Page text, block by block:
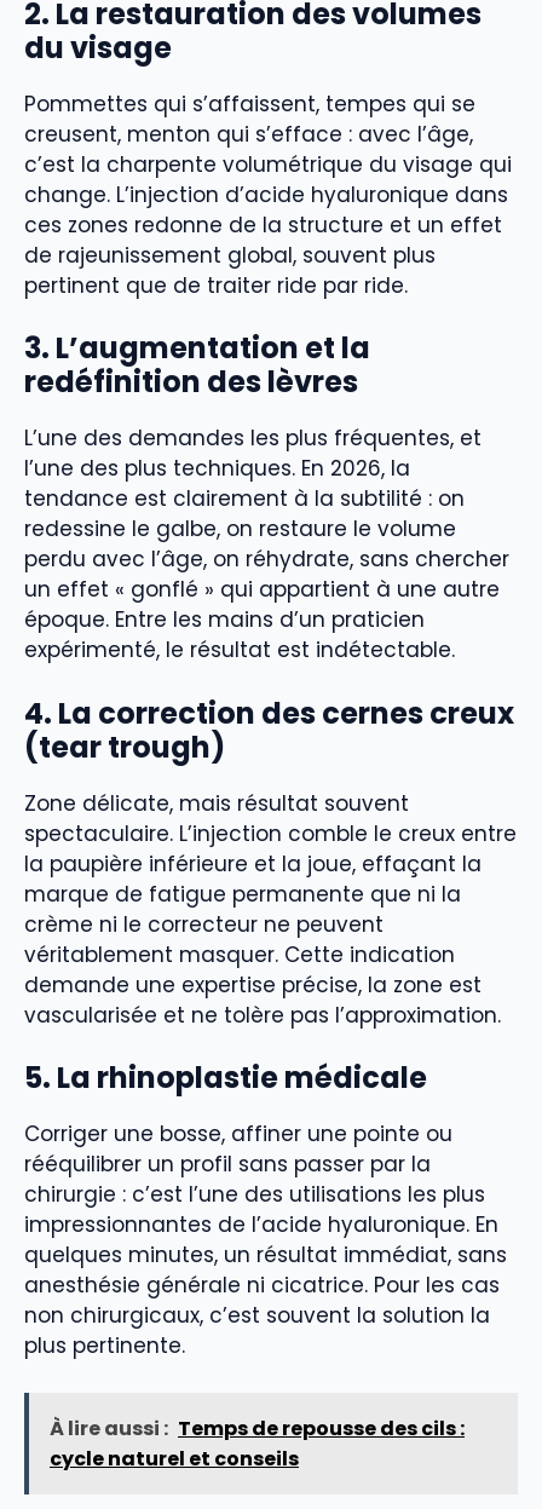
2. La restauration des volumes
du visage
Pommettes qui s’affaissent, tempes qui se
creusent, menton qui s’efface : avec l’âge,
c’est la charpente volumétrique du visage qui
change. L’injection d’acide hyaluronique dans
ces zones redonne de la structure et un effet
de rajeunissement global, souvent plus
pertinent que de traiter ride par ride.
3. L’augmentation et la
redéfinition des lèvres
L’une des demandes les plus fréquentes, et
l’une des plus techniques. En 2026, la
tendance est clairement à la subtilité : on
redessine le galbe, on restaure le volume
perdu avec l’âge, on réhydrate, sans chercher
un effet « gonflé » qui appartient à une autre
époque. Entre les mains d’un praticien
expérimenté, le résultat est indétectable.
4. La correction des cernes creux
(tear trough)
Zone délicate, mais résultat souvent
spectaculaire. L’injection comble le creux entre
la paupière inférieure et la joue, effaçant la
marque de fatigue permanente que ni la
crème ni le correcteur ne peuvent
véritablement masquer. Cette indication
demande une expertise précise, la zone est
vascularisée et ne tolère pas l’approximation.
5. La rhinoplastie médicale
Corriger une bosse, affiner une pointe ou
rééquilibrer un profil sans passer par la
chirurgie : c’est l’une des utilisations les plus
impressionnantes de l’acide hyaluronique. En
quelques minutes, un résultat immédiat, sans
anesthésie générale ni cicatrice. Pour les cas
non chirurgicaux, c’est souvent la solution la
plus pertinente.
À lire aussi : Temps de repousse des cils :
cycle naturel et conseils